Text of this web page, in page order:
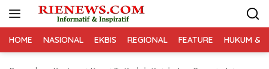
HOME NASIONAL EKBIS REGIONAL FEATURE HUKUM &